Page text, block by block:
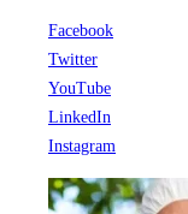
Facebook
Twitter
YouTube
LinkedIn
Instagram